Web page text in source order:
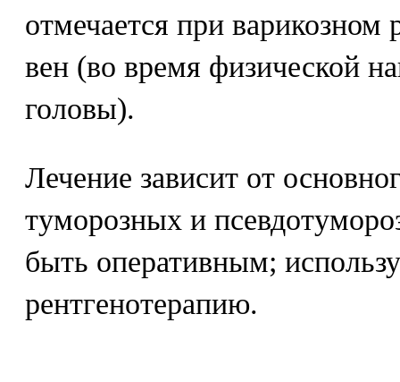
отмечается при
вен (во время физической
головы).
Лечение зависит от
туморозных и
быть оперативным;
рентгенотерапию.